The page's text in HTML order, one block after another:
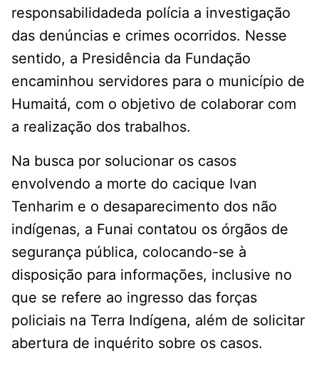
responsabilidadeda polícia a investigação
das denúncias e crimes ocorridos. Nesse
sentido, a Presidência da Fundação
encaminhou servidores para o município de
Humaitá, com o objetivo de colaborar com
a realização dos trabalhos.
Na busca por solucionar os casos
envolvendo a morte do cacique Ivan
Tenharim e o desaparecimento dos não
indígenas, a Funai contatou os órgãos de
segurança pública, colocando-se à
disposição para informações, inclusive no
que se refere ao ingresso das forças
policiais na Terra Indígena, além de solicitar
abertura de inquérito sobre os casos.